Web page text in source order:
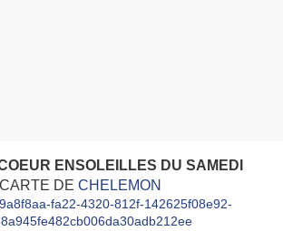
ENSOLEILLES DU SAMEDI
CARTE DE CHELEMON